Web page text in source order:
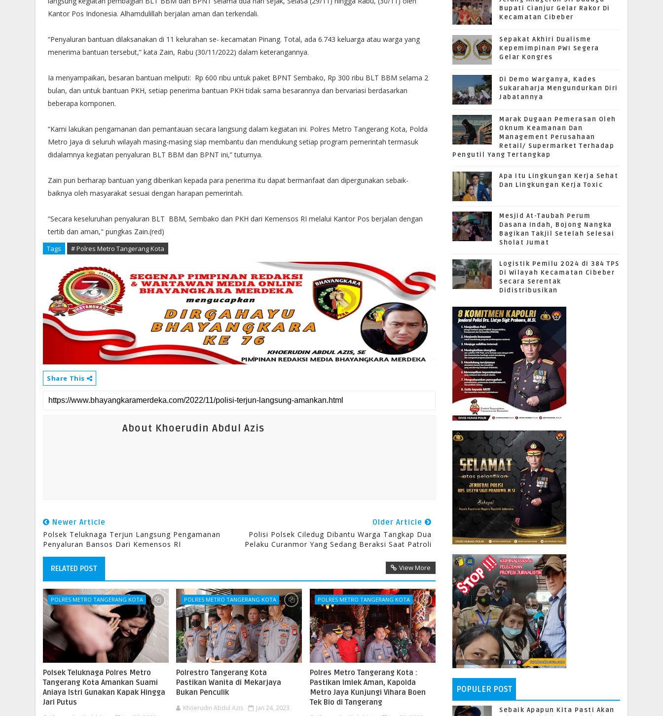
Kantor Pos Indonesia. Alhamdulillah berjalan aman dan terkendali.
“Penyaluran bantuan dilaksanakan di 11 kelurahan se- kecamatan Pinang. Total, ada 6.743 keluarga atau warga yang
menerima bantuan tersebut,” kata Zain, Rabu (30/11/2022) dalam keterangannya.
Ia menyampaikan, besaran bantuan meliputi: Rp 600 ribu untuk paket BPNT Sembako, Rp 300 ribu BLT BBM selama 2
bulan, dan untuk bantuan PKH, setiap penerima bantuan PKH tidak sama besarannya dan bervariasi berdasarkan
beberapa komponen.
“Kami lakukan pengamanan dan pemantauan secara langsung dalam kegiatan ini. Polres Metro Tangerang Kota, Polda
Metro Jaya di seluruh wilayah masing-masing siap membantu dan mendukung setiap program pemerintah termasuk
didalamnya kegiatan penyaluran BLT BBM dan BPNT ini,” tuturnya.
Zain pun berharap bantuan yang diberikan kepada para penerima itu dapat bermanfaat dan dipergunakan sebaik-
baiknya oleh masyarakat sesuai dengan harapan pemerintah.
“Secara keseluruhan penyaluran BLT BBM, Sembako dan PKH dari Kemensos RI melalui Kantor Pos berjalan dengan
tertib dan aman," pungkas Zain.(red)
Tags # Polres Metro Tangerang Kota
Share This
About Khoerudin Abdul Azis
Newer Article
Polsek Teluknaga Terjun Langsung Pengamanan
Penyaluran Bansos Dari Kemensos RI
Older Article
Polisi Polsek Ciledug Dibantu Warga Tangkap Dua
Pelaku Curanmor Yang Sedang Beraksi Saat Patroli
RELATED POST View More
POLRES METRO TANGERANG KOTA
Polsek Teluknaga Polres Metro
Tangerang Kota Amankan Suami
Aniaya Istri Gunakan Kapak Hingga
Jari Putus
POLRES METRO TANGERANG KOTA
Polrestro Tangerang Kota
Pastikan Wanita di Mekarjaya
Bukan Penculik
Khoerudin Abdul Azis Jan 24, 2023
POLRES METRO TANGERANG KOTA
Polres Metro Tangerang Kota :
Pastikan Imlek Aman, Kapolda
Metro Jaya Kunjungi Vihara Boen
Tek Bio di Tangerang
Bupati Cianjur Gelar Rakor Di
Kecamatan Cibeber
Sepakat Akhiri Dualisme
Kepemimpinan PWI Segera
Gelar Kongres
Di Demo Warganya, Kades
Sukaraharja Mengundurkan Diri
Jabatannya
Marak Dugaan Pemerasan Oleh
Oknum Keamanan Dan
Management Perusahaan
Retail/ Supermarket Terhadap
Pengutil Yang Tertangkap
Apa Itu Lingkungan Kerja Sehat
Dan Lingkungan Kerja Toxic
Mesjid At-Taubah Perum
Dasana Indah, Bojong Nangka
Bagikan Takjil Setelah Selesai
Sholat Jumat
Logistik Pemilu 2024 di 384 TPS
Di Wilayah Kecamatan Cibeber
Secara Serentak
Didistribusikan
POPULER POST
Sebaik Apapun Kita Pasti Akan